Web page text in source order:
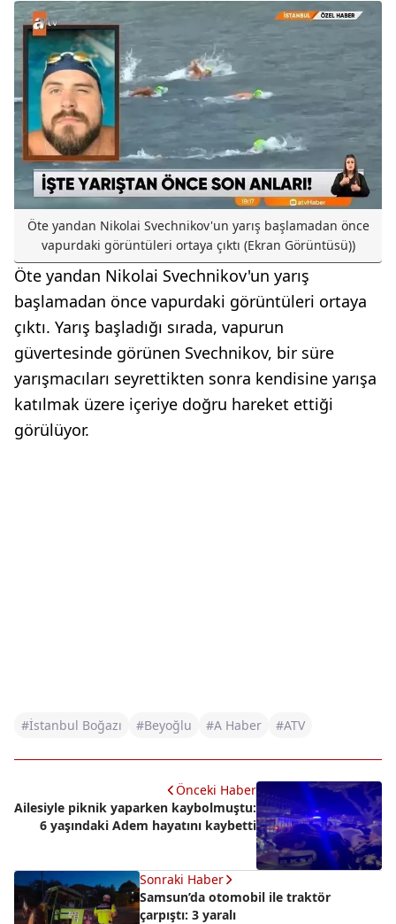
Öte yandan Nikolai Svechnikov'un yarış başlamadan önce
vapurdaki görüntüleri ortaya çıktı (Ekran Görüntüsü))
Öte yandan Nikolai Svechnikov'un yarış
başlamadan önce vapurdaki görüntüleri ortaya
çıktı. Yarış başladığı sırada, vapurun
güvertesinde görünen Svechnikov, bir süre
yarışmacıları seyrettikten sonra kendisine yarışa
katılmak üzere içeriye doğru hareket ettiği
görülüyor.
#İstanbul Boğazı #Beyoğlu #A Haber #ATV
Önceki Haber
Ailesiyle piknik yaparken kaybolmuştu:
6 yaşındaki Adem hayatını kaybetti
Sonraki Haber
Samsun’da otomobil ile traktör
çarpıştı: 3 yaralı